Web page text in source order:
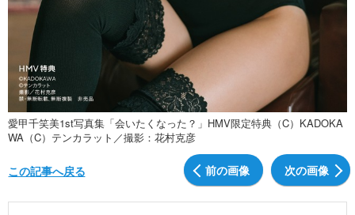
愛甲千笑美1st写真集「会いたくなった？」HMV限定特典（C）KADOKA
WA（C）テンカラット／撮影：花村克彦
前の画像 次の画像
この記事へ戻る